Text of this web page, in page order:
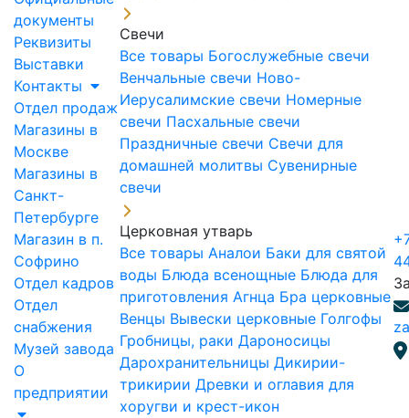
документы
Реквизиты
Выставки
Контакты
Отдел продаж
Магазины в
Москве
Магазины в
Санкт-
Петербурге
Магазин в п.
Софрино
Отдел кадров
Отдел
снабжения
Музей завода
О
предприятии
Свечи
Все товары Богослужебные свечи
Венчальные свечи Ново-
Иерусалимские свечи Номерные
свечи Пасхальные свечи
Праздничные свечи Свечи для
домашней молитвы Сувенирные
свечи
Церковная утварь
Все товары Аналои Баки для святой
воды Блюда всенощные Блюда для
приготовления Агнца Бра церковные
Венцы Вывески церковные Голгофы
Гробницы, раки Дароносицы
Дарохранительницы Дикирии-
трикирии Древки и оглавия для
хоругви и крест-икон